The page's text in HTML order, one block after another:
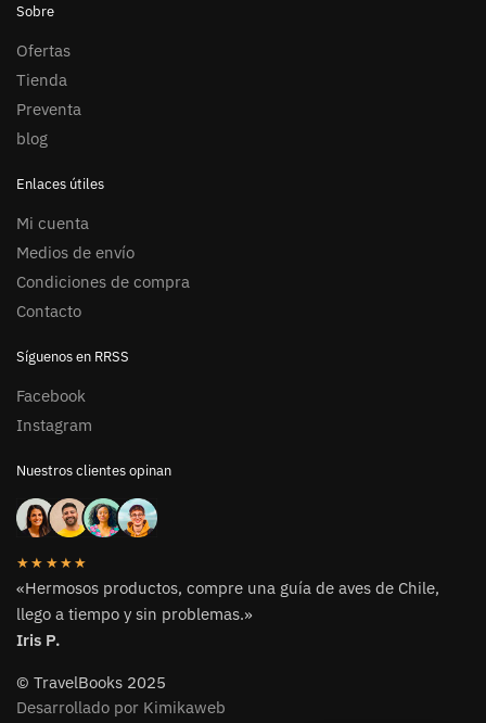
Sobre
Ofertas
Tienda
Preventa
blog
Enlaces útiles
Mi cuenta
Medios de envío
Condiciones de compra
Contacto
Síguenos en RRSS
Facebook
Instagram
Nuestros clientes opinan
★★★★★
«Hermosos productos, compre una guía de aves de Chile,
llego a tiempo y sin problemas.»
Iris P.
© TravelBooks 2025
Desarrollado por Kimikaweb